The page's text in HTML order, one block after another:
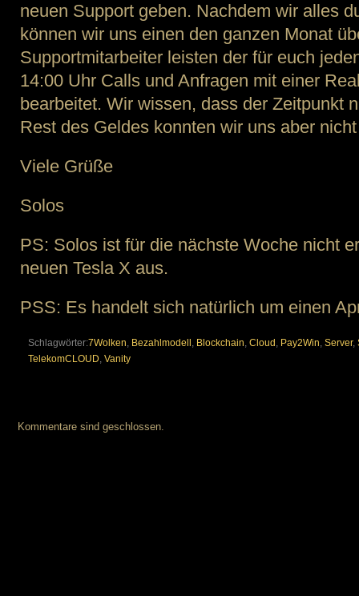
neuen Support geben. Nachdem wir alles
können wir uns einen den ganzen Monat
Supportmitarbeiter leisten der für euch
14:00 Uhr Calls und Anfragen mit einer
bearbeitet. Wir wissen, dass der Zeitpunkt
Rest des Geldes konnten wir uns aber
Viele Grüße
Solos
PS: Solos ist für die nächste Woche nicht
neuen Tesla X aus.
PSS: Es handelt sich natürlich um einen
Schlagwörter:7Wolken, Bezahlmodell , Blockchain, Cloud , Pay2Win, Server,
TelekomCLOUD, Vanity
Kommentare sind geschlossen.